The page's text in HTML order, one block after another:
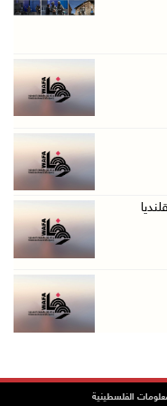
قلنديا ...
على ضرورة ت ...
الا ...
...
الفلسطينية